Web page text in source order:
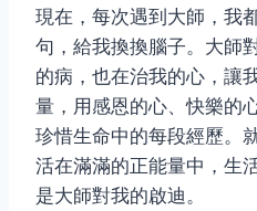
現在，每次遇到大師，我
句，給我換換腦子。大師
的病，也在治我的心，讓
量，用感恩的心、快樂的
珍惜生命中的每段經歷。
活在滿滿的正能量中，生
是大師對我的啟迪。